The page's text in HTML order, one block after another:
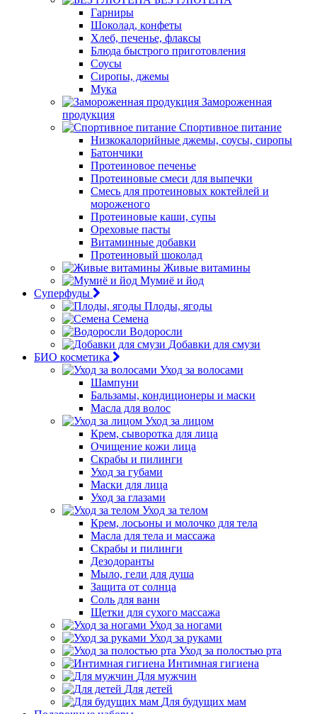
Гарниры
Шоколад, конфеты
Хлеб, печенье, флаксы
Блюда быстрого приготовления
Соусы
Сиропы, джемы
Мука
Замороженная
продукция
Спортивное питание
Низкокалорийные джемы, соусы, сиропы
Батончики
Протеиновое печенье
Протеиновые смеси для выпечки
Смесь для протеиновых коктейлей и
мороженого
Протеиновые каши, супы
Ореховые пасты
Витаминные добавки
Протеиновый шоколад
Живые витамины
Мумиё и йод
Суперфуды
Плоды, ягоды
Семена
Водоросли
Добавки для смузи
БИО косметика
Уход за волосами
Шампуни
Бальзамы, кондиционеры и маски
Масла для волос
Уход за лицом
Крем, сыворотка для лица
Очищение кожи лица
Скрабы и пилинги
Уход за губами
Маски для лица
Уход за глазами
Уход за телом
Крем, лосьоны и молочко для тела
Масла для тела и массажа
Скрабы и пилинги
Дезодоранты
Мыло, гели для душа
Защита от солнца
Соль для ванн
Щетки для сухого массажа
Уход за ногами
Уход за руками
Уход за полостью рта
Интимная гигиена
Для мужчин
Для детей
Для будущих мам